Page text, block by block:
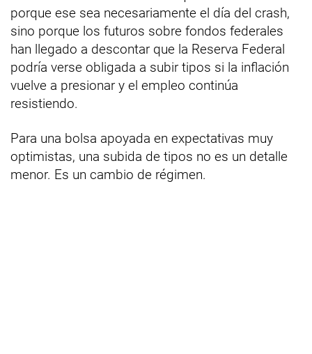
porque ese sea necesariamente el día del crash,
sino porque los futuros sobre fondos federales
han llegado a descontar que la Reserva Federal
podría verse obligada a subir tipos si la inflación
vuelve a presionar y el empleo continúa
resistiendo.
Para una bolsa apoyada en expectativas muy
optimistas, una subida de tipos no es un detalle
menor. Es un cambio de régimen.